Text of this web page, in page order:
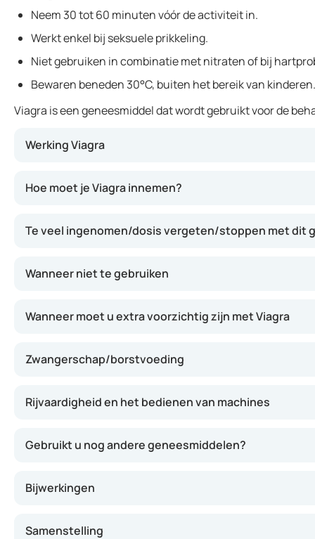
Neem 30 tot 60 minuten vóór de activiteit in.
Werkt enkel bij seksuele prikkeling.
Niet gebruiken in combinatie met nitraten of bij
Bewaren beneden 30°C, buiten het bereik van kinderen.
Viagra is een geneesmiddel dat wordt gebruikt voor de
Werking Viagra
Hoe moet je Viagra innemen?
Te veel ingenomen/dosis vergeten/stoppen met dit
Wanneer niet te gebruiken
Wanneer moet u extra voorzichtig zijn met Viagra
Zwangerschap/borstvoeding
Rijvaardigheid en het bedienen van machines
Gebruikt u nog andere geneesmiddelen?
Bijwerkingen
Samenstelling